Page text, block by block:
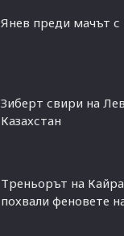
Янев преди мачът
Зиберт свири на
Казахстан
Треньорът на
похвали феновете